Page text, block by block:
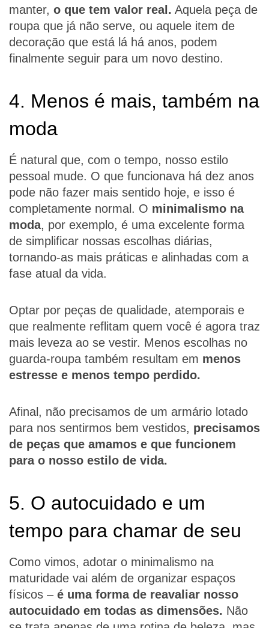
manter, o que tem valor real. Aquela peça de
roupa que já não serve, ou aquele item de
decoração que está lá há anos, podem
finalmente seguir para um novo destino.
4. Menos é mais, também na
moda
É natural que, com o tempo, nosso estilo
pessoal mude. O que funcionava há dez anos
pode não fazer mais sentido hoje, e isso é
completamente normal. O minimalismo na
moda, por exemplo, é uma excelente forma
de simplificar nossas escolhas diárias,
tornando-as mais práticas e alinhadas com a
fase atual da vida.
Optar por peças de qualidade, atemporais e
que realmente reflitam quem você é agora traz
mais leveza ao se vestir. Menos escolhas no
guarda-roupa também resultam em menos
estresse e menos tempo perdido.
Afinal, não precisamos de um armário lotado
para nos sentirmos bem vestidos, precisamos
de peças que amamos e que funcionem
para o nosso estilo de vida.
5. O autocuidado e um
tempo para chamar de seu
Como vimos, adotar o minimalismo na
maturidade vai além de organizar espaços
físicos – é uma forma de reavaliar nosso
autocuidado em todas as dimensões. Não